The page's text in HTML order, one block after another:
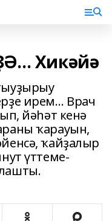
Хикәйә
ирем… Врач
йәһәт кенә
ҡарауын,
ҡайҙалыр
үттеме-